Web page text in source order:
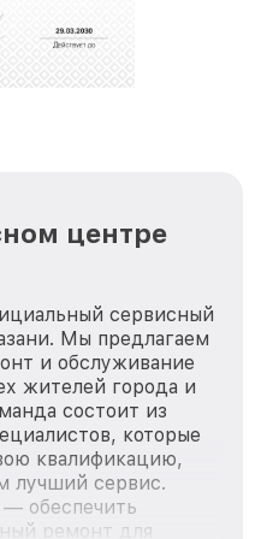
и
наш сервис еще
центре
сервисный
Мы предлагаем
и обслуживание
жителей города и
состоит из
которые
квалификацию,
лучший сервис.
обеспечить
ремонт для